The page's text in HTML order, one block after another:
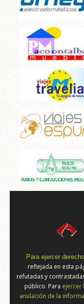
Para ejercer
reflejada en esta
refutadas y
público. Para ejercer
anulación de la